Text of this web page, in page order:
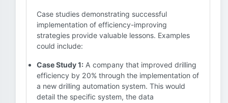
Case studies demonstrating successful
implementation of efficiency-improving
strategies provide valuable lessons. Examples
could include:
Case Study 1: A company that improved drilling
efficiency by 20% through the implementation of
a new drilling automation system. This would
detail the specific system, the data